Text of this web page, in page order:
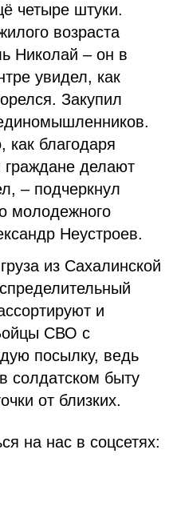
четыре штуки.
возраста
Николай – он в
увидел, как
Закупил
как благодаря
делают
– подчеркнул
молодежного
Неустроев.
из Сахалинской
и
СВО с
посылку, ведь
солдатском быту
от близких.
на нас в соцсетях: